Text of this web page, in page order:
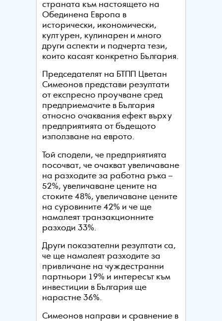
страната към настоящето на
Обединена Европа в
исторически, икономически,
културен, кулинарен и много
други аспекти и подчерта тези,
които касаят конкретно България.
Председателят на БТПП Цветан
Симеонов представи резултати
от експресно проучване сред
предприемачите в България
относно очаквания ефект върху
предприятията от бъдещото
използване на еврото.
Той сподели, че предприятията
посочват, че очакват увеличаване
на разходите за работна ръка –
52%, увеличаване цените на
стоките 48%, увеличаване цените
на суровините 42% и че ще
намалеят транзакционните
разходи 33%.
Други показателни резултати са,
че ще намалеят разходите за
привличане на чуждестранни
партньори 19% и интересът към
инвестиции в България ще
нарастне 36%.
Симеонов направи и сравнение в